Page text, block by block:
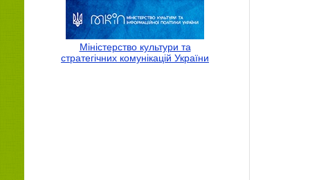
Міністерство культури та
стратегічних комунікацій України